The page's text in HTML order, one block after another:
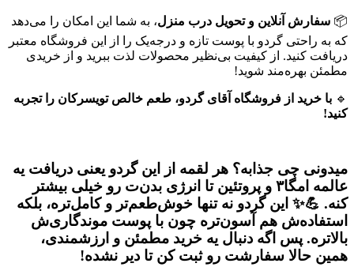
📦 سفارش آنلاین و تحویل درب منزل، به شما این امکان را می‌دهد
که به راحتی گردو با پوست تازه و درجه‌یک را از این فروشگاه معتبر
دریافت کنید. از کیفیت بی‌نظیر محصولات لذت ببرید و از خریدی
مطمئن بهره‌مند شوید!
🔹 با خرید از فروشگاه آقای گردو، طعم خالص تویسرکان را تجربه
کنید!
میدونی چی جذابه؟ هر لقمه از این گردو یعنی دریافت یه
عالمه امگا۳ و پروتئین تا انرژی بدن‌ت رو خیلی بیشتر
کنه. 💪✨ این گردو نه تنها خوش‌طعم‌تر و کامل‌تره، بلکه
استفاده‌ش هم آسون‌تره چون با پوست موندگاری‌ش
بالاتره. پس اگه دنبال یه خرید مطمئن و ارزشمندی،
همین حالا سفارشت رو ثبت کن تا دیر نشده!